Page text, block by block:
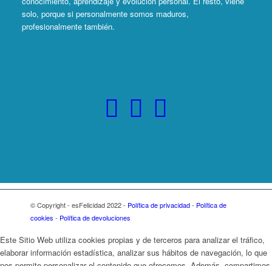
solo, porque si personalmente somos maduros,
profesionalmente también.
© Copyright - esFelicidad 2022 - Política de privacidad- Política de
cookies - Política de devoluciones
Este Sitio Web utiliza cookies propias y de terceros para analizar el tráfico,
elaborar información estadística, analizar sus hábitos de navegación, lo que